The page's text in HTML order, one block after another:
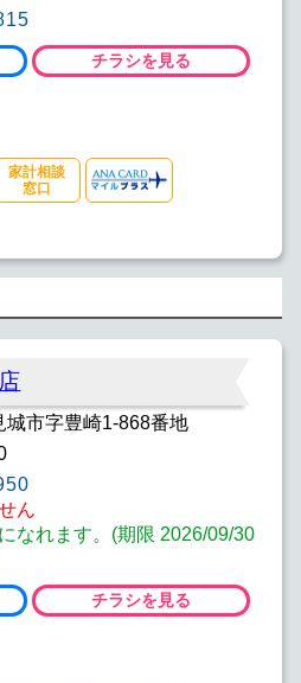
チラシを見る
家計相談
窓口
城市字豊崎1-868番地
ん
なれます。(期限 2026/09/30
チラシを見る